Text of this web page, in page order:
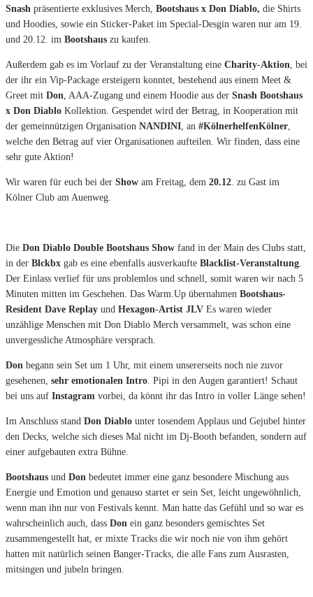
Snash präsentierte exklusives Merch, Bootshaus x Don Diablo, die Shirts
und Hoodies, sowie ein Sticker-Paket im Special-Desgin waren nur am 19.
und 20.12. im Bootshaus zu kaufen.
Außerdem gab es im Vorlauf zu der Veranstaltung eine Charity-Aktion, bei
der ihr ein Vip-Package ersteigern konntet, bestehend aus einem Meet &
Greet mit Don, AAA-Zugang und einem Hoodie aus der Snash Bootshaus
x Don Diablo Kollektion. Gespendet wird der Betrag, in Kooperation mit
der gemeinnützigen Organisation NANDINI, an #KölnerhelfenKölner,
welche den Betrag auf vier Organisationen aufteilen. Wir finden, dass eine
sehr gute Aktion!
Wir waren für euch bei der Show am Freitag, dem 20.12. zu Gast im
Kölner Club am Auenweg.
Die Don Diablo Double Bootshaus Show fand in der Main des Clubs statt,
in der Blckbx gab es eine ebenfalls ausverkaufte Blacklist-Veranstaltung.
Der Einlass verlief für uns problemlos und schnell, somit waren wir nach 5
Minuten mitten im Geschehen. Das Warm.Up übernahmen Bootshaus-
Resident Dave Replay und Hexagon-Artist JLV Es waren wieder
unzählige Menschen mit Don Diablo Merch versammelt, was schon eine
unvergessliche Atmosphäre versprach.
Don begann sein Set um 1 Uhr, mit einem unsererseits noch nie zuvor
gesehenen, sehr emotionalen Intro. Pipi in den Augen garantiert! Schaut
bei uns auf Instagram vorbei, da könnt ihr das Intro in voller Länge sehen!
Im Anschluss stand Don Diablo unter tosendem Applaus und Gejubel hinter
den Decks, welche sich dieses Mal nicht im Dj-Booth befanden, sondern auf
einer aufgebauten extra Bühne.
Bootshaus und Don bedeutet immer eine ganz besondere Mischung aus
Energie und Emotion und genauso startet er sein Set, leicht ungewöhnlich,
wenn man ihn nur von Festivals kennt. Man hatte das Gefühl und so war es
wahrscheinlich auch, dass Don ein ganz besonders gemischtes Set
zusammengestellt hat, er mixte Tracks die wir noch nie von ihm gehört
hatten mit natürlich seinen Banger-Tracks, die alle Fans zum Ausrasten,
mitsingen und jubeln bringen.